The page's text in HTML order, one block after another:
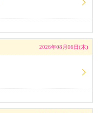
2026年08月06日(木)